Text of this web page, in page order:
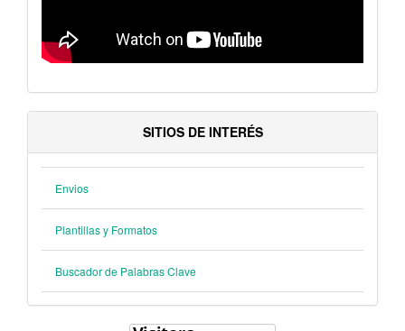
SITIOS DE INTERÉS
Envios
Plantillas y Formatos
Buscador de Palabras Clave